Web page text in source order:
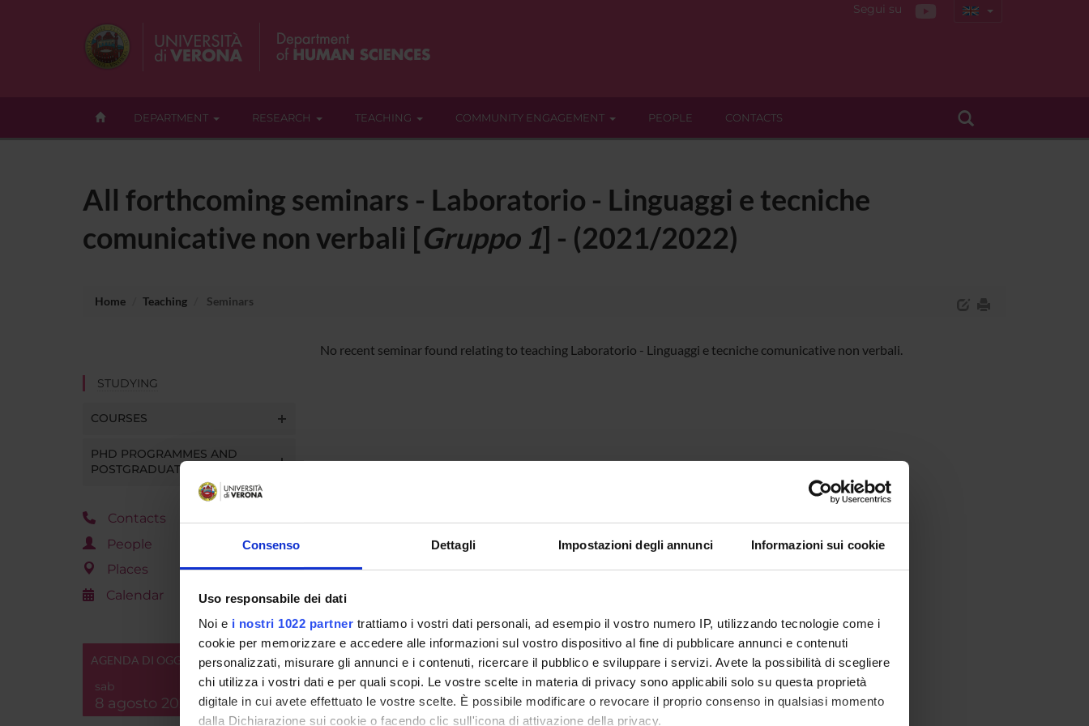
Consenso Dettagli Impostazioni degli annunci Informazioni sui cookie
Uso responsabile dei dati
Noi e i nostri 1022 partner trattiamo i vostri dati personali, ad esempio il vostro numero IP, utilizzando tecnologie come i
cookie per memorizzare e accedere alle informazioni sul vostro dispositivo al fine di pubblicare annunci e contenuti
personalizzati, misurare gli annunci e i contenuti, ricercare il pubblico e sviluppare i servizi. Avete la possibilità di scegliere
chi utilizza i vostri dati e per quali scopi. Le vostre scelte in materia di privacy sono applicabili solo su questa proprietà
digitale in cui avete effettuato le vostre scelte. È possibile modificare o revocare il proprio consenso in qualsiasi momento
dalla Dichiarazione sui cookie o facendo clic sull'icona di attivazione della privacy.
Segui su
DEPARTMENT RESEARCH TEACHING COMMUNITY ENGAGEMENT PEOPLE CONTACTS
All forthcoming seminars - Laboratorio - Linguaggi e tecniche
comunicative non verbali [Gruppo 1] - (2021/2022)
Home Teaching Seminars
STUDYING
COURSES
PHD PROGRAMMES AND
POSTGRADUATE TRAINING
Contacts
People
Places
Calendar
AGENDA DI OGGI
sab
8 agosto 2026
No recent seminar found relating to teaching Laboratorio - Linguaggi e tecniche comunicative non verbali.